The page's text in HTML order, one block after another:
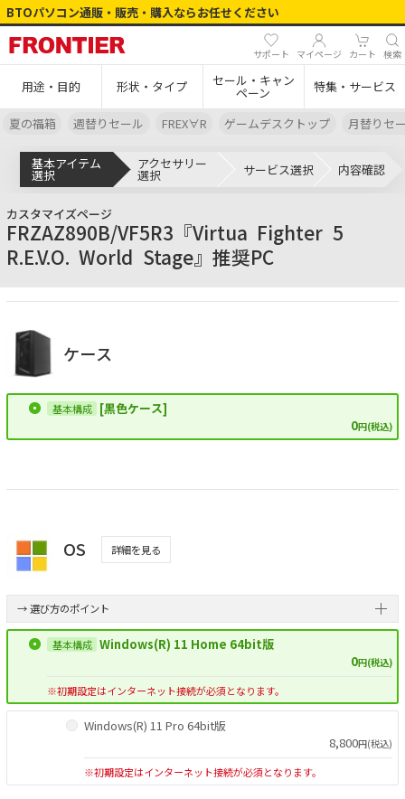
BTOパソコン通販・販売・購入ならお任せください
サポート マイページ カート 検索
用途・目的 形状・タイプ セール・キャン
ペーン 特集・サービス
夏の福箱 週替りセール FREX∀R ゲームデスクトップ 月替りセ
基本アイテム
選択
アクセサリー
選択 サービス選択 内容確認
カスタマイズページ
FRZAZ890B/VF5R3『Virtua Fighter 5
R.E.V.O. World Stage』推奨PC
ケース
[黒色ケース]
0円(税込)
OS 詳細を見る
→ 選び方のポイント
Windows(R) 11 Home 64bit版
0円(税込)
※初期設定はインターネット接続が必須となります。
Windows(R) 11 Pro 64bit版
8,800円(税込)
※初期設定はインターネット接続が必須となります。